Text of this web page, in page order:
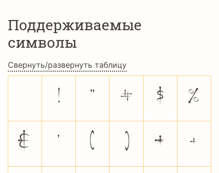
Поддерживаемые
символы
Свернуть/развернуть таблицу
! " # $
%
&
' ( ) *
+